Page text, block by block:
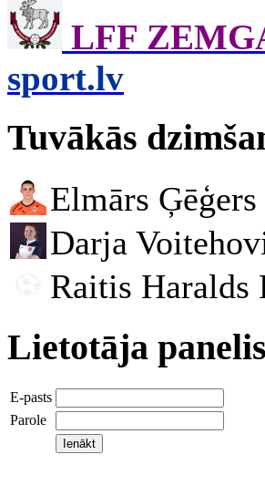
LFF
sport.lv
Tuvākās
Elmārs Ģēģers
Darja
Raitis Haralds
Lietotāja panelis
E-pasts
Parole